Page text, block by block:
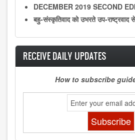
DECEMBER 2019 SECOND
बहु-संस्कृतिवाद को उभरते उप-राष्ट्रवाद
RECEIVE DAILY UPDATES
How to subscribe